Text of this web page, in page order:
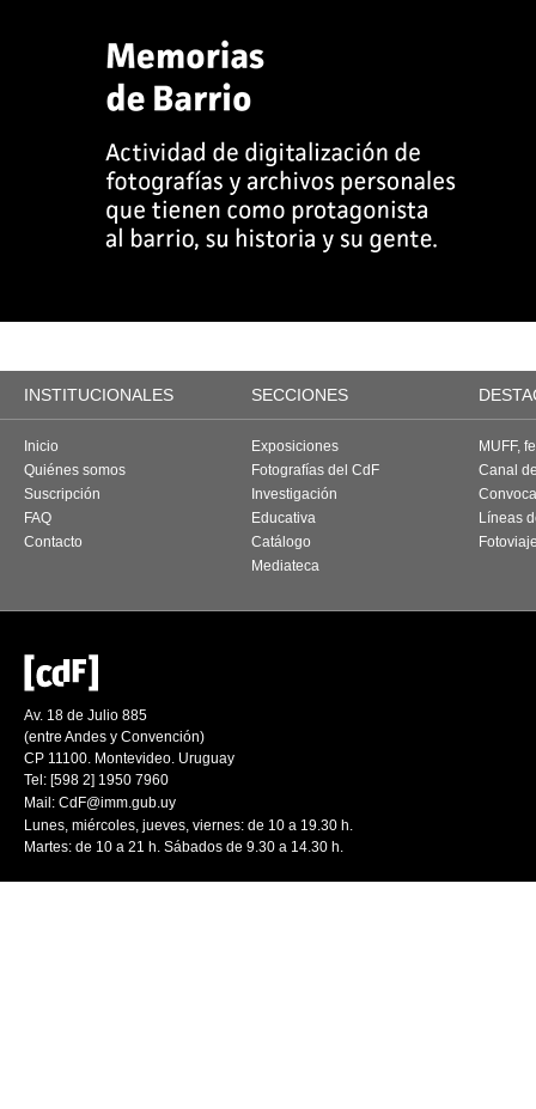
INSTITUCIONALES SECCIONES
Inicio
Quiénes somos
Suscripción
FAQ
Contacto
Exposiciones
Fotografías del CdF
Investigación
Educativa
Catálogo
Mediateca
MUFF,
Canal
Líneas
Av. 18 de Julio 885
(entre Andes y Convención)
CP 11100. Montevideo. Uruguay
Tel: [598 2] 1950 7960
Mail: CdF@imm.gub.uy
Lunes, miércoles, jueves, viernes: de 10 a 19.30 h.
Martes: de 10 a 21 h. Sábados de 9.30 a 14.30 h.